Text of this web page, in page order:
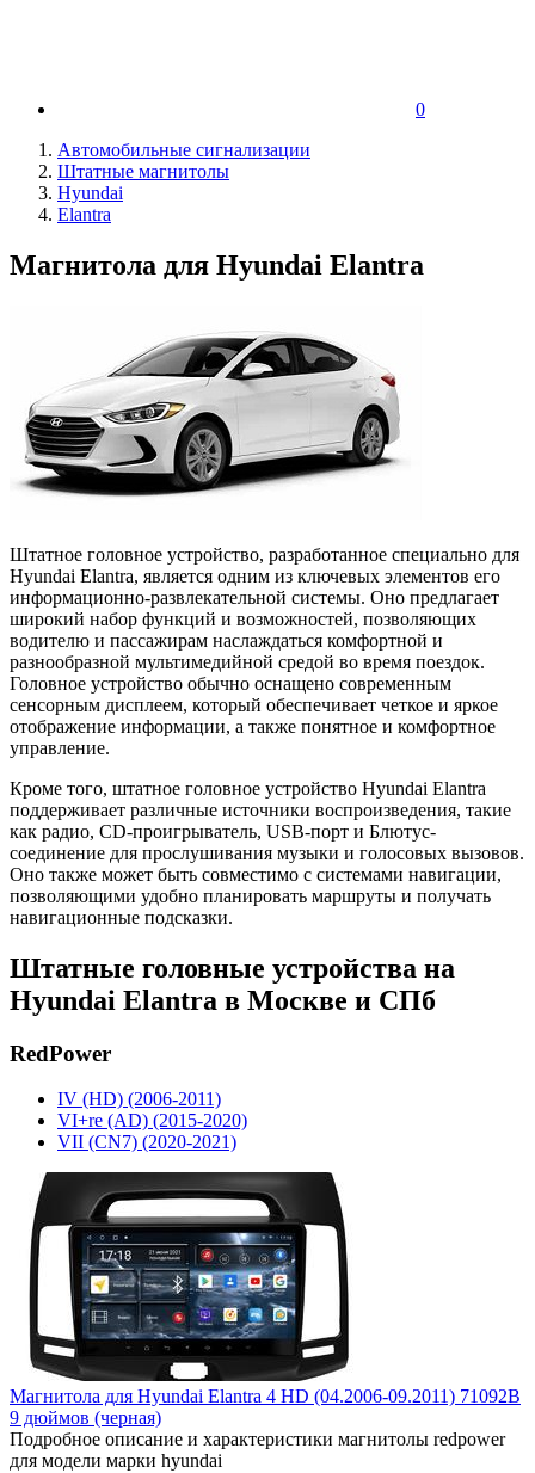
0
Автомобильные сигнализации
Штатные магнитолы
Hyundai
Elantra
Магнитола для Hyundai Elantra
Штатное головное устройство, разработанное специально для
Hyundai Elantra, является одним из ключевых элементов его
информационно-развлекательной системы. Оно предлагает
широкий набор функций и возможностей, позволяющих
водителю и пассажирам наслаждаться комфортной и
разнообразной мультимедийной средой во время поездок.
Головное устройство обычно оснащено современным
сенсорным дисплеем, который обеспечивает четкое и яркое
отображение информации, а также понятное и комфортное
управление.
Кроме того, штатное головное устройство Hyundai Elantra
поддерживает различные источники воспроизведения, такие
как радио, CD-проигрыватель, USB-порт и Блютус-
соединение для прослушивания музыки и голосовых вызовов.
Оно также может быть совместимо с системами навигации,
позволяющими удобно планировать маршруты и получать
навигационные подсказки.
Штатные головные устройства на
Hyundai Elantra в Москве и СПб
RedPower
IV (HD) (2006-2011)
VI+re (AD) (2015-2020)
VII (CN7) (2020-2021)
Магнитола для Hyundai Elantra 4 HD (04.2006-09.2011) 71092B
9 дюймов (черная)
Подробное описание и характеристики магнитолы redpower
для модели марки hyundai